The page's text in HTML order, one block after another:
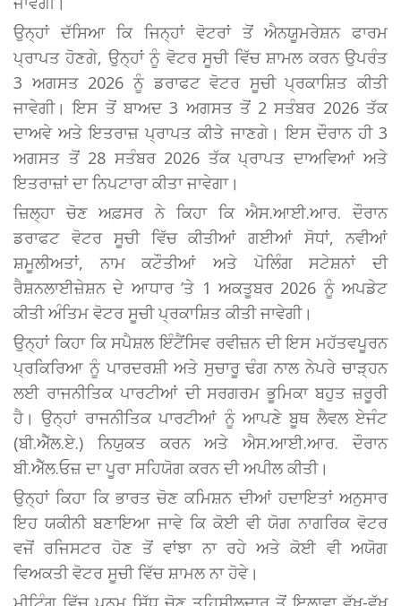
ਉਨ੍ਹਾਂ ਦੱਸਿਆ ਕਿ ਜਿਨ੍ਹਾਂ ਵੋਟਰਾਂ ਤੋਂ ਐਨਯੂਮਰੇਸ਼ਨ ਫਾਰਮ
ਪ੍ਰਾਪਤ ਹੋਣਗੇ, ਉਨ੍ਹਾਂ ਨੂੰ ਵੋਟਰ ਸੂਚੀ ਵਿੱਚ ਸ਼ਾਮਲ ਕਰਨ ਉਪਰੰਤ
3 ਅਗਸਤ 2026 ਨੂੰ ਡਰਾਫਟ ਵੋਟਰ ਸੂਚੀ ਪ੍ਰਕਾਸ਼ਿਤ ਕੀਤੀ
ਜਾਵੇਗੀ। ਇਸ ਤੋਂ ਬਾਅਦ 3 ਅਗਸਤ ਤੋਂ 2 ਸਤੰਬਰ 2026 ਤੱਕ
ਦਾਅਵੇ ਅਤੇ ਇਤਰਾਜ਼ ਪ੍ਰਾਪਤ ਕੀਤੇ ਜਾਣਗੇ। ਇਸ ਦੌਰਾਨ ਹੀ 3
ਅਗਸਤ ਤੋਂ 28 ਸਤੰਬਰ 2026 ਤੱਕ ਪ੍ਰਾਪਤ ਦਾਅਵਿਆਂ ਅਤੇ
ਇਤਰਾਜ਼ਾਂ ਦਾ ਨਿਪਟਾਰਾ ਕੀਤਾ ਜਾਵੇਗਾ।
ਜ਼ਿਲ੍ਹਾ ਚੋਣ ਅਫ਼ਸਰ ਨੇ ਕਿਹਾ ਕਿ ਐਸ.ਆਈ.ਆਰ. ਦੌਰਾਨ
ਡਰਾਫਟ ਵੋਟਰ ਸੂਚੀ ਵਿੱਚ ਕੀਤੀਆਂ ਗਈਆਂ ਸੋਧਾਂ, ਨਵੀਆਂ
ਸ਼ਮੂਲੀਅਤਾਂ, ਨਾਮ ਕਟੌਤੀਆਂ ਅਤੇ ਪੋਲਿੰਗ ਸਟੇਸ਼ਨਾਂ ਦੀ
ਰੈਸ਼ਨਲਾਈਜ਼ੇਸ਼ਨ ਦੇ ਆਧਾਰ ’ਤੇ 1 ਅਕਤੂਬਰ 2026 ਨੂੰ ਅਪਡੇਟ
ਕੀਤੀ ਅੰਤਿਮ ਵੋਟਰ ਸੂਚੀ ਪ੍ਰਕਾਸ਼ਿਤ ਕੀਤੀ ਜਾਵੇਗੀ।
ਉਨ੍ਹਾਂ ਕਿਹਾ ਕਿ ਸਪੈਸ਼ਲ ਇੰਟੈਂਸਿਵ ਰਵੀਜ਼ਨ ਦੀ ਇਸ ਮਹੱਤਵਪੂਰਨ
ਪ੍ਰਕਿਰਿਆ ਨੂੰ ਪਾਰਦਰਸ਼ੀ ਅਤੇ ਸੁਚਾਰੂ ਢੰਗ ਨਾਲ ਨੇਪਰੇ ਚਾੜ੍ਹਨ
ਲਈ ਰਾਜਨੀਤਿਕ ਪਾਰਟੀਆਂ ਦੀ ਸਰਗਰਮ ਭੂਮਿਕਾ ਬਹੁਤ ਜ਼ਰੂਰੀ
ਹੈ। ਉਨ੍ਹਾਂ ਰਾਜਨੀਤਿਕ ਪਾਰਟੀਆਂ ਨੂੰ ਆਪਣੇ ਬੂਥ ਲੈਵਲ ਏਜੰਟ
(ਬੀ.ਐੱਲ.ਏ.) ਨਿਯੁਕਤ ਕਰਨ ਅਤੇ ਐਸ.ਆਈ.ਆਰ. ਦੌਰਾਨ
ਬੀ.ਐੱਲ.ਓਜ਼ ਦਾ ਪੂਰਾ ਸਹਿਯੋਗ ਕਰਨ ਦੀ ਅਪੀਲ ਕੀਤੀ।
ਉਨ੍ਹਾਂ ਕਿਹਾ ਕਿ ਭਾਰਤ ਚੋਣ ਕਮਿਸ਼ਨ ਦੀਆਂ ਹਦਾਇਤਾਂ ਅਨੁਸਾਰ
ਇਹ ਯਕੀਨੀ ਬਣਾਇਆ ਜਾਵੇ ਕਿ ਕੋਈ ਵੀ ਯੋਗ ਨਾਗਰਿਕ ਵੋਟਰ
ਵਜੋਂ ਰਜਿਸਟਰ ਹੋਣ ਤੋਂ ਵਾਂਝਾ ਨਾ ਰਹੇ ਅਤੇ ਕੋਈ ਵੀ ਅਯੋਗ
ਵਿਅਕਤੀ ਵੋਟਰ ਸੂਚੀ ਵਿੱਚ ਸ਼ਾਮਲ ਨਾ ਹੋਵੇ।